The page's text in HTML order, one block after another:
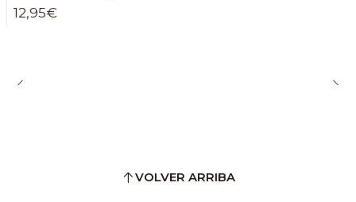
12,95€
VOLVER ARRIBA